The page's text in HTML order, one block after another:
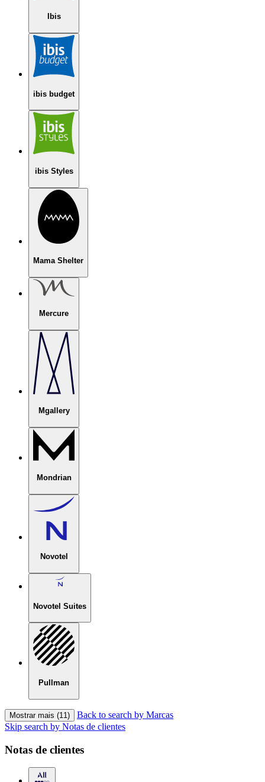
Ibis
ibis budget
ibis Styles
Mama Shelter
Mercure
Mgallery
Mondrian
Novotel
Novotel Suites
Pullman
Mostrar mais (11)
Back to search by Marcas
Skip search by Notas de clientes
Notas de clientes